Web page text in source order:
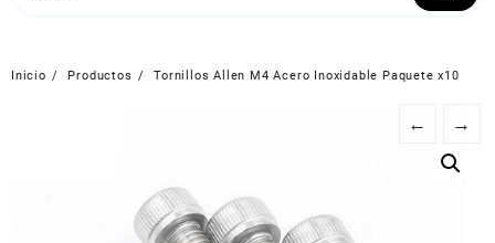
Inicio Productos Tornillos Allen M4 Acero Inoxidable Paquete x10
← →